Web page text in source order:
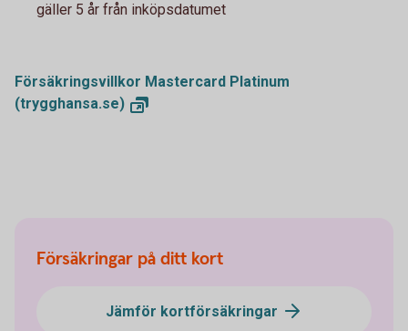
gäller 5 år från inköpsdatumet
Försäkringsvillkor Mastercard Platinum
(trygghansa.se)
Försäkringar på ditt kort
Jämför kortförsäkringar